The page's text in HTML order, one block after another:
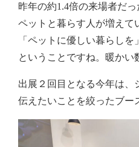
昨年の約1.4倍の来場者だっ
ペットと暮らす人が増えて
「ペットに優しい暮らし
ということですね。暖かい
出展２回目となる今年は、
伝えたいことを絞ったブー